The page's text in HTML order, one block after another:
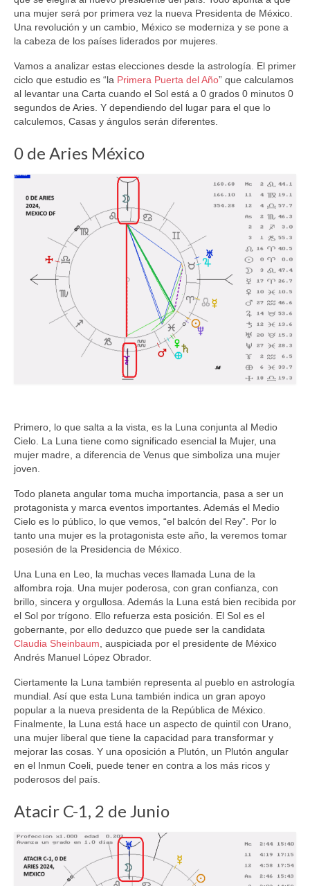
una mujer será por primera vez la nueva Presidenta de México.
Una revolución y un cambio, México se moderniza y se pone a
la cabeza de los países liderados por mujeres.
Vamos a analizar estas elecciones desde la astrología. El primer
ciclo que estudio es “la Primera Puerta del Año” que calculamos
al levantar una Carta cuando el Sol está a 0 grados 0 minutos 0
segundos de Aries. Y dependiendo del lugar para el que lo
calculemos, Casas y ángulos serán diferentes.
0 de Aries México
Primero, lo que salta a la vista, es la Luna conjunta al Medio
Cielo. La Luna tiene como significado esencial la Mujer, una
mujer madre, a diferencia de Venus que simboliza una mujer
joven.
Todo planeta angular toma mucha importancia, pasa a ser un
protagonista y marca eventos importantes. Además el Medio
Cielo es lo público, lo que vemos, “el balcón del Rey”. Por lo
tanto una mujer es la protagonista este año, la veremos tomar
posesión de la Presidencia de México.
Una Luna en Leo, la muchas veces llamada Luna de la
alfombra roja. Una mujer poderosa, con gran confianza, con
brillo, sincera y orgullosa. Además la Luna está bien recibida por
el Sol por trígono. Ello refuerza esta posición. El Sol es el
gobernante, por ello deduzco que puede ser la candidata
Claudia Sheinbaum, auspiciada por el presidente de México
Andrés Manuel López Obrador.
Ciertamente la Luna también representa al pueblo en astrología
mundial. Así que esta Luna también indica un gran apoyo
popular a la nueva presidenta de la República de México.
Finalmente, la Luna está hace un aspecto de quintil con Urano,
una mujer liberal que tiene la capacidad para transformar y
mejorar las cosas. Y una oposición a Plutón, un Plutón angular
en el Inmun Coeli, puede tener en contra a los más ricos y
poderosos del país.
Atacir C-1, 2 de Junio